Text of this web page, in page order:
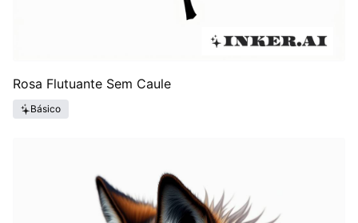
Rosa Flutuante Sem Caule
Básico